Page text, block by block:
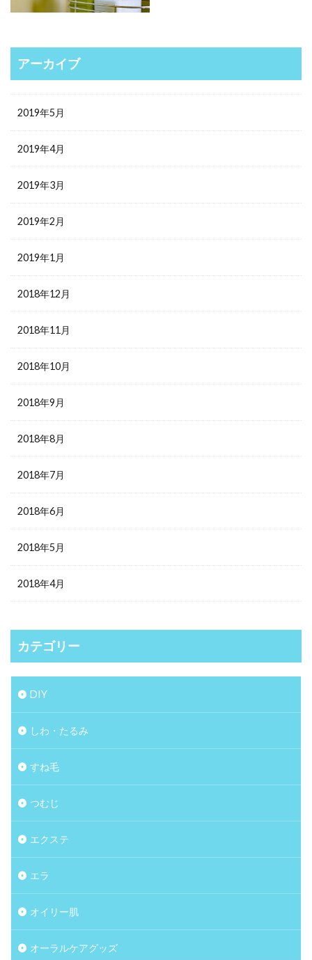
アーカイブ
2019年5月
2019年4月
2019年3月
2019年2月
2019年1月
2018年12月
2018年11月
2018年10月
2018年9月
2018年8月
2018年7月
2018年6月
2018年5月
2018年4月
カテゴリー
DIY
しわ・たるみ
すね毛
つむじ
エクステ
エラ
オイリー肌
オーラルケアグッズ